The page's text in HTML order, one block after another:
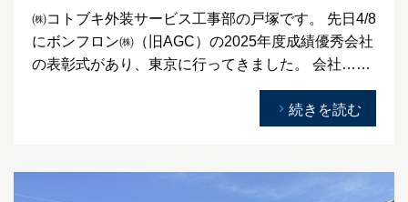
㈱コトブキ外装サービス工事部の戸塚です。 先日4/8
にボンフロン㈱（旧AGC）の2025年度成績優秀会社
の表彰式があり、東京に行ってきました。 会社……
続きを読む